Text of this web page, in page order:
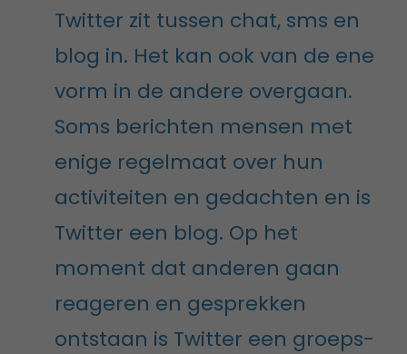
Twitter zit tussen chat, sms en
blog in. Het kan ook van de ene
vorm in de andere overgaan.
Soms berichten mensen met
enige regelmaat over hun
activiteiten en gedachten en is
Twitter een blog. Op het
moment dat anderen gaan
reageren en gesprekken
ontstaan is Twitter een groeps-